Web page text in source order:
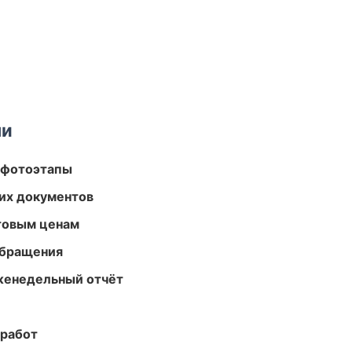
документов
ценам
отчёт